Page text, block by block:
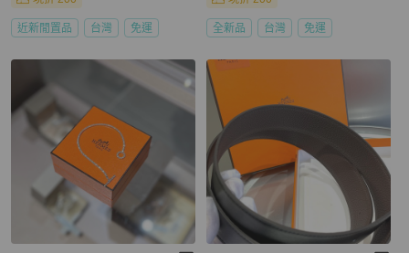
近新閒置品 台灣 免運 全新品 台灣 免運